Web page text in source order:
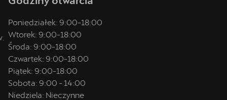
Poniedziałek: 9:00-18:00
Wtorek: 9:00-18:00
Środa: 9:00-18:00
Czwartek: 9:00-18:00
Piątek: 9:00-18:00
Sobota: 9:00 - 14:00
Niedziela: Nieczynne